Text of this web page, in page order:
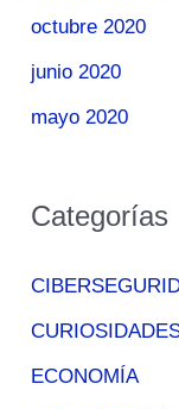
octubre 2020
junio 2020
mayo 2020
Categorías
ECONOMÍA